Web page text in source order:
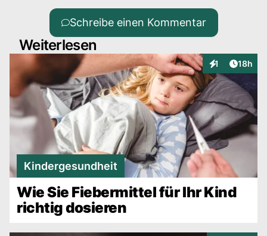
Schreibe einen Kommentar
Weiterlesen
1
Interaktionen
Artikel
18h
Kindergesundheit
Wie Sie Fiebermittel für Ihr Kind
richtig dosieren